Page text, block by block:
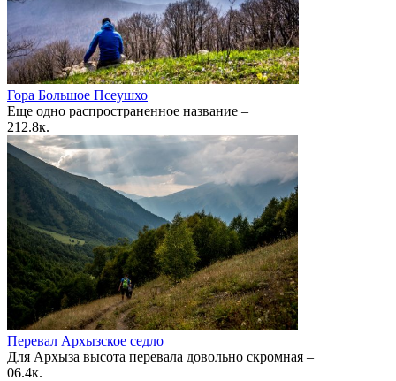
Гора Большое Псеушхо
Еще одно распространенное название –
212.8к.
Перевал Архызское седло
Для Архыза высота перевала довольно скромная –
06.4к.